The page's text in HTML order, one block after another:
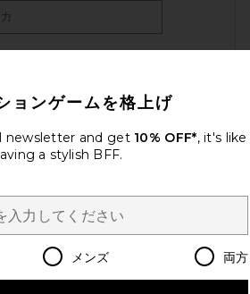
Change Country Regions
ja USD
さい！
なアンケートを実施しております
ョンゲームを格上げ
newsletter and get 10% OFF*, it's like
a stylish BFF.
メンズ 両方